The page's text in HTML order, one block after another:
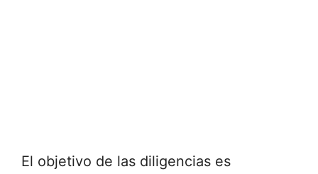
El objetivo de las diligencias es